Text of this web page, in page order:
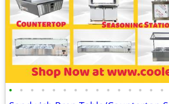
• • • • • • • • • • • • • • •